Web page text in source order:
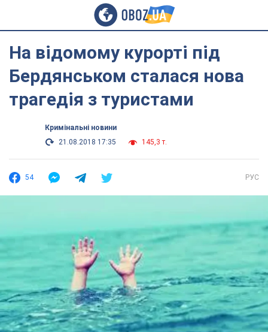
На відомому курорті під
Бердянськом сталася нова
трагедія з туристами
Кримінальні новини
21.08.2018 17:35
145,3 т.
54 РУС